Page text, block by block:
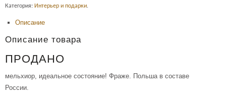
Категория: Интерьер и подарки.
Описание
Описание товара
ПРОДАНО
мельхиор, идеальное состояние! Фраже. Польша в составе
России.